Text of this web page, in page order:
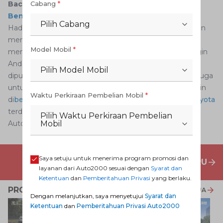
Baca Juga:Inilah Cara Reset Head Unit Mobil yang
Benar
Hadirnya fitur entertainment
di sebuah mobil tentu akan
membuat pengalaman berkendara terasa lebih
menyenangkan. Pastikan lebih dulu bahwa file yang ingin
Anda putar memiliki format video untuk mobil agar bisa
diputar. Selain memilih format yang tepat, jangan lupa juga
untuk merawat
mobil Anda dengan servis rutin
dibengkel Auto2000, dan juga kunjungi
Showroom Toyota
terdekat untuk menemukan koleksi mobil baru impian
AutoFamily.
PENAWARAN MOBIL BARU
PROMO TERKAIT LIHAT SEMUA
Cabang *
Pilih Cabang
Model Mobil *
Pilih Model Mobil
Waktu Perkiraan Pembelian Mobil *
Pilih Waktu Perkiraan Pembelian
Mobil
Saya setuju untuk menerima program promosi dan
layanan dari Auto2000 sesuai dengan Syarat dan
Ketentuan dan Pemberitahuan Privasi yang berlaku.
Dengan melanjutkan, saya menyetujui Syarat dan
Ketentuan dan Pemberitahuan Privasi Auto2000